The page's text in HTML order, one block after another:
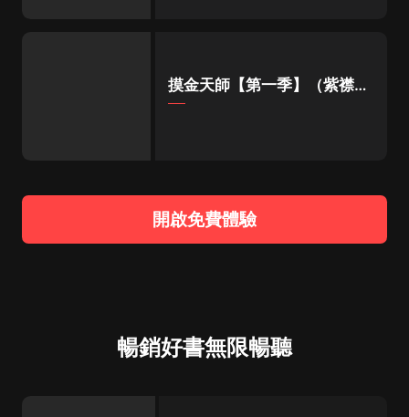
摸金天師【第一季】（紫襟演
播）
開啟免費體驗
暢銷好書無限暢聽